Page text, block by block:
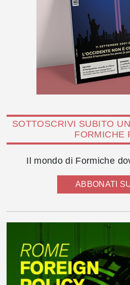
SOTTOSCRIVI SUBITO
FORMICHE
Il mondo di Formiche
ABBONATI